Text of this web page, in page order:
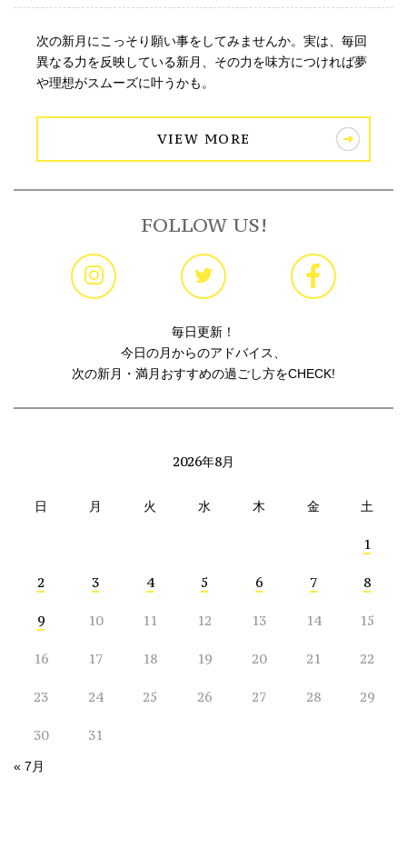
次の新月にこっそり願い事をしてみませんか。実は、毎回
異なる力を反映している新月、その力を味方につければ夢
や理想がスムーズに叶うかも。
VIEW MORE
FOLLOW US!
毎日更新！
今日の月からのアドバイス、
次の新月・満月おすすめの過ごし方をCHECK!
2026年8月
日 月 火 水 木 金 土
1
2 3 4 5 6 7 8
9 10 11 12 13 14 15
16 17 18 19 20 21 22
23 24 25 26 27 28 29
30 31
« 7月